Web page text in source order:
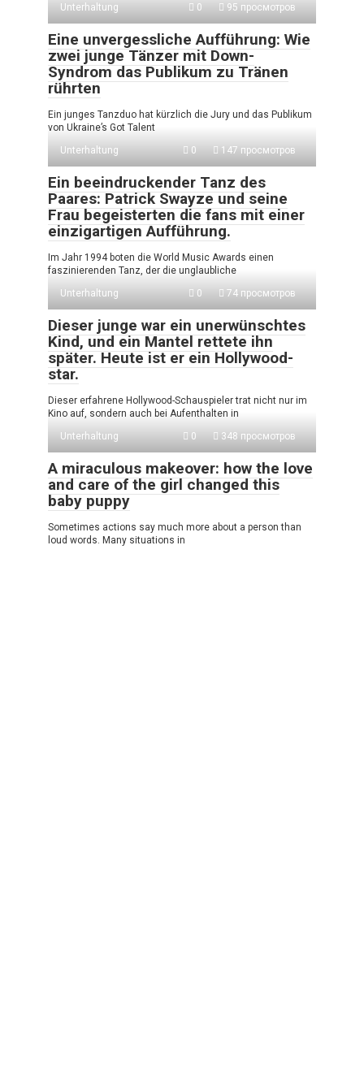
Unterhaltung
0 95 просмотров
Eine unvergessliche Aufführung: Wie
zwei junge Tänzer mit Down-
Syndrom das Publikum zu Tränen
rührten
Ein junges Tanzduo hat kürzlich die Jury und das Publikum
von Ukraine’s Got Talent
Unterhaltung
0 147 просмотров
Ein beeindruckender Tanz des
Paares: Patrick Swayze und seine
Frau begeisterten die fans mit einer
einzigartigen Aufführung.
Im Jahr 1994 boten die World Music Awards einen
faszinierenden Tanz, der die unglaubliche
Unterhaltung
0 74 просмотров
Dieser junge war ein unerwünschtes
Kind, und ein Mantel rettete ihn
später. Heute ist er ein Hollywood-
star.
Dieser erfahrene Hollywood-Schauspieler trat nicht nur im
Kino auf, sondern auch bei Aufenthalten in
Unterhaltung
0 348 просмотров
A miraculous makeover: how the love
and care of the girl changed this
baby puppy
Sometimes actions say much more about a person than
loud words. Many situations in